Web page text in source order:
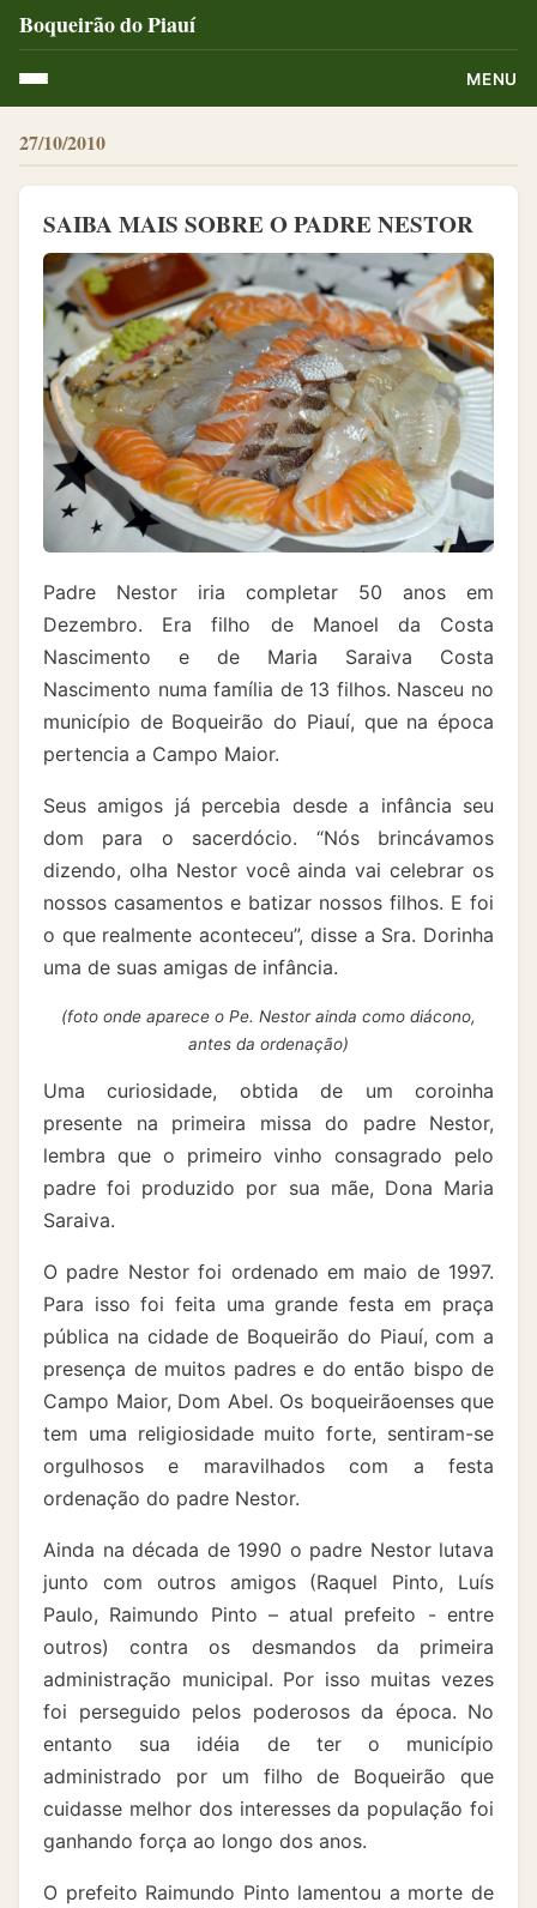
Boqueirão do Piauí
MENU
27/10/2010
SAIBA MAIS SOBRE O PADRE NESTOR
Padre Nestor iria completar 50 anos em
Dezembro. Era filho de Manoel da Costa
Nascimento e de Maria Saraiva Costa
Nascimento numa família de 13 filhos. Nasceu no
município de Boqueirão do Piauí, que na época
pertencia a Campo Maior.
Seus amigos já percebia desde a infância seu
dom para o sacerdócio. “Nós brincávamos
dizendo, olha Nestor você ainda vai celebrar os
nossos casamentos e batizar nossos filhos. E foi
o que realmente aconteceu”, disse a Sra. Dorinha
uma de suas amigas de infância.
(foto onde aparece o Pe. Nestor ainda como diácono,
antes da ordenação)
Uma curiosidade, obtida de um coroinha
presente na primeira missa do padre Nestor,
lembra que o primeiro vinho consagrado pelo
padre foi produzido por sua mãe, Dona Maria
Saraiva.
O padre Nestor foi ordenado em maio de 1997.
Para isso foi feita uma grande festa em praça
pública na cidade de Boqueirão do Piauí, com a
presença de muitos padres e do então bispo de
Campo Maior, Dom Abel. Os boqueirãoenses que
tem uma religiosidade muito forte, sentiram-se
orgulhosos e maravilhados com a festa
ordenação do padre Nestor.
Ainda na década de 1990 o padre Nestor lutava
junto com outros amigos (Raquel Pinto, Luís
Paulo, Raimundo Pinto – atual prefeito - entre
outros) contra os desmandos da primeira
administração municipal. Por isso muitas vezes
foi perseguido pelos poderosos da época. No
entanto sua idéia de ter o município
administrado por um filho de Boqueirão que
cuidasse melhor dos interesses da população foi
ganhando força ao longo dos anos.
O prefeito Raimundo Pinto lamentou a morte de